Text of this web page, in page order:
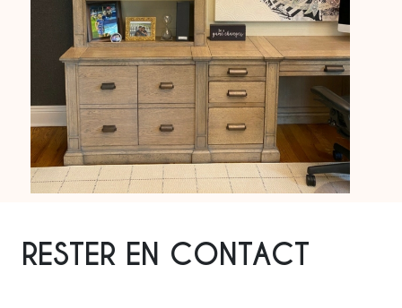
RESTER EN CONTACT